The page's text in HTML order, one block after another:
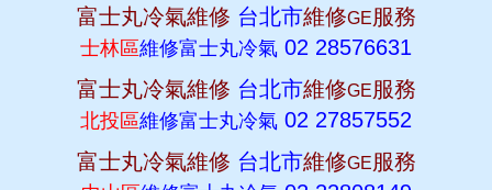
富士丸冷氣維修 台北市維修GE服務
士林區維修富士丸冷氣 02 28576631
富士丸冷氣維修 台北市維修GE服務
北投區維修富士丸冷氣 02 27857552
富士丸冷氣維修 台北市維修GE服務